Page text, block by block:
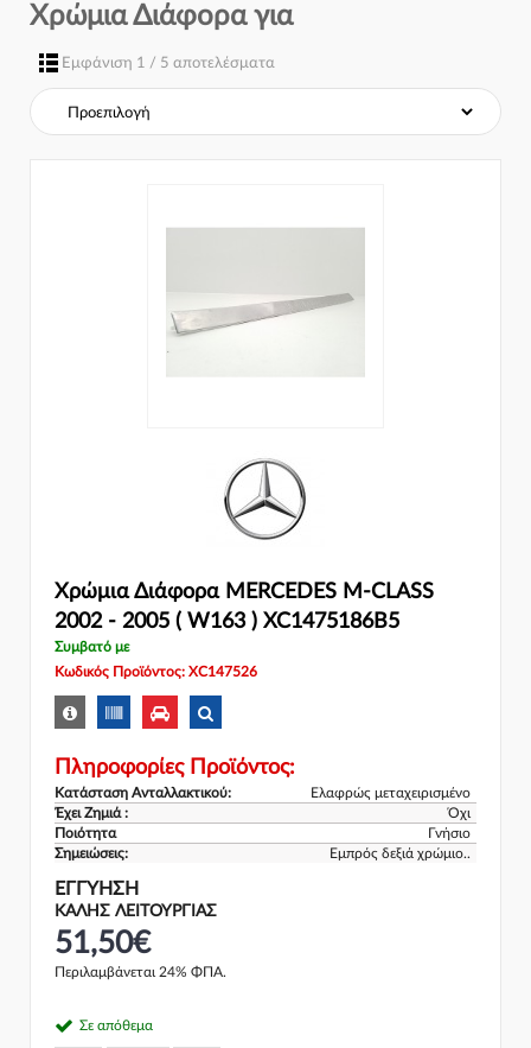
Χρώμια Διάφορα για
Εμφάνιση 1 / 5 αποτελέσματα
Χρώμια Διάφορα MERCEDES M-CLASS
2002 - 2005 ( W163 ) XC1475186B5
Συμβατό με
Κωδικός Προϊόντος: XC147526
Πληροφορίες Προϊόντος:
Κατάσταση Ανταλλακτικού:
Ελαφρώς μεταχειρισμένο
Έχει Ζημιά :
Όχι
Ποιότητα
Γνήσιο
Σημειώσεις:
Εμπρός δεξιά χρώμιο..
ΕΓΓΎΗΣΗ
ΚΑΛΗΣ ΛΕΙΤΟΥΡΓΙΑΣ
51,50€
Περιλαμβάνεται 24% ΦΠΑ.
Σε απόθεμα